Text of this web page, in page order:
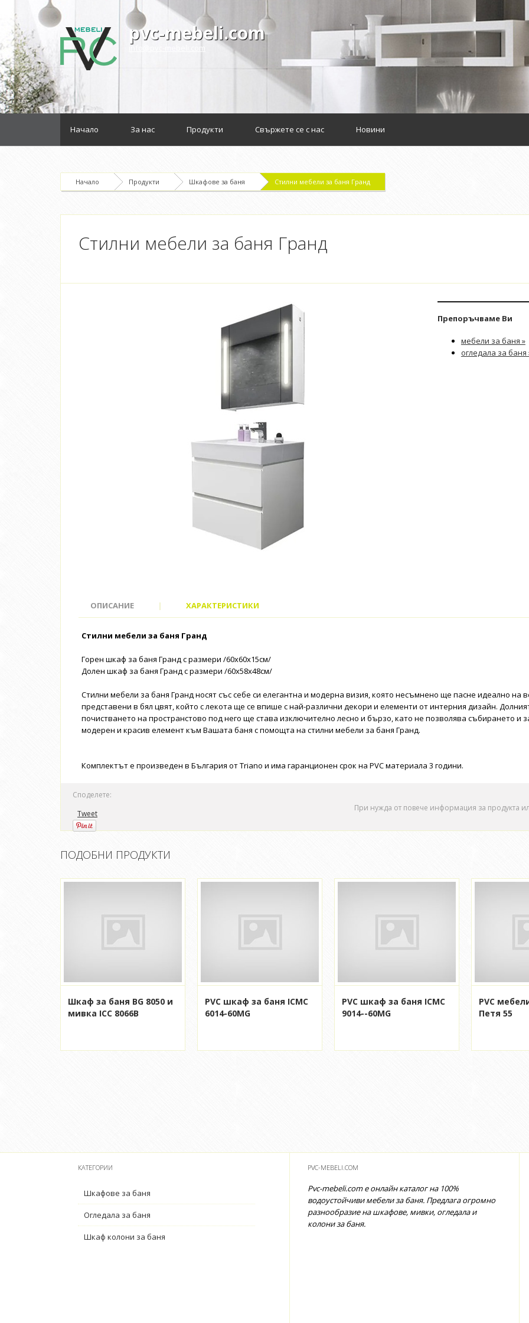
pvc-mebeli.com
info@pvc-mebeli.com
Начало За нас Продукти Свържете се с нас Новини
Начало Продукти Шкафове за баня Стилни мебели за баня Гранд
Стилни мебели за баня Гранд
Препоръчваме Ви
мебели за баня »
огледала за баня
ОПИСАНИЕ | ХАРАКТЕРИСТИКИ
Стилни мебели за баня Гранд
Горен шкаф за баня Гранд с размери /60x60x15см/
Долен шкаф за баня Гранд с размери /60x58x48см/
Стилни мебели за баня Гранд носят със себе си елегантна и модерна визия, която несъмнено ще пасне идеално
представени в бял цвят, който с лекота ще се впише с най-различни декори и елементи от интерния дизайн.
почистването на пространстово под него ще става изключително лесно и бързо, като не позволява събирането
модерен и красив елемент към Вашата баня с помощта на стилни мебели за баня Гранд.
Комплектът е произведен в България от Triano и има гаранционен срок на PVC материала 3 години.
Споделете:
Tweet
При нужда от повече информация за продукта
ПОДОБНИ ПРОДУКТИ
Шкаф за баня BG 8050 и
мивка ICC 8066B
PVC шкаф за баня ICMC
6014-60MG
PVC шкаф за баня ICMC
9014--60MG
PVC
Петя 55
КАТЕГОРИИ
Шкафове за баня
Огледала за баня
Шкаф колони за баня
PVC-MEBELI.COM
Pvc-mebeli.com е онлайн каталог на 100%
водоустойчиви мебели за баня. Предлага огромно
разнообразие на шкафове, мивки, огледала и
колони за баня.